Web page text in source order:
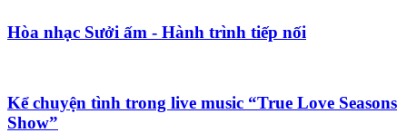
Hòa nhạc Sưởi ấm - Hành trình tiếp nối
Kể chuyện tình trong live music “True Love Seasons
Show”